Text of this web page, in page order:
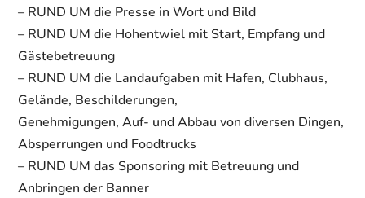
– RUND UM die Presse in Wort und Bild
– RUND UM die Hohentwiel mit Start, Empfang und
Gästebetreuung
– RUND UM die Landaufgaben mit Hafen, Clubhaus,
Gelände, Beschilderungen,
Genehmigungen, Auf- und Abbau von diversen Dingen,
Absperrungen und Foodtrucks
– RUND UM das Sponsoring mit Betreuung und
Anbringen der Banner